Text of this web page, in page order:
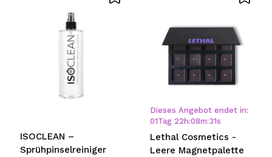
ISOCLEAN –
Sprühpinselreiniger
Dieses Angebot endet in:
01Tag 22 h:08m:31s
Lethal Cosmetics -
Leere Magnetpalette